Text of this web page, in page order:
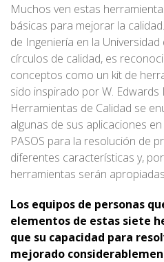
Muchos ven estas
básicas para mejorar la
de Ingeniería en la
círculos de calidad, es
conceptos como un kit de
sido inspirado por W. Edwards
Herramientas de Calidad se
algunas de sus aplicaciones
PASOS para la resolución de
diferentes características y,
herramientas serán
Los equipos de personas
elementos de estas siete
que su capacidad para
mejorado